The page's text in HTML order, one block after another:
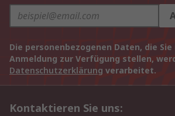
Die personenbezogenen Daten, die Sie
Anmeldung zur Verfügung stellen,
Datenschutzerklärung verarbeitet.
Kontaktieren Sie uns: